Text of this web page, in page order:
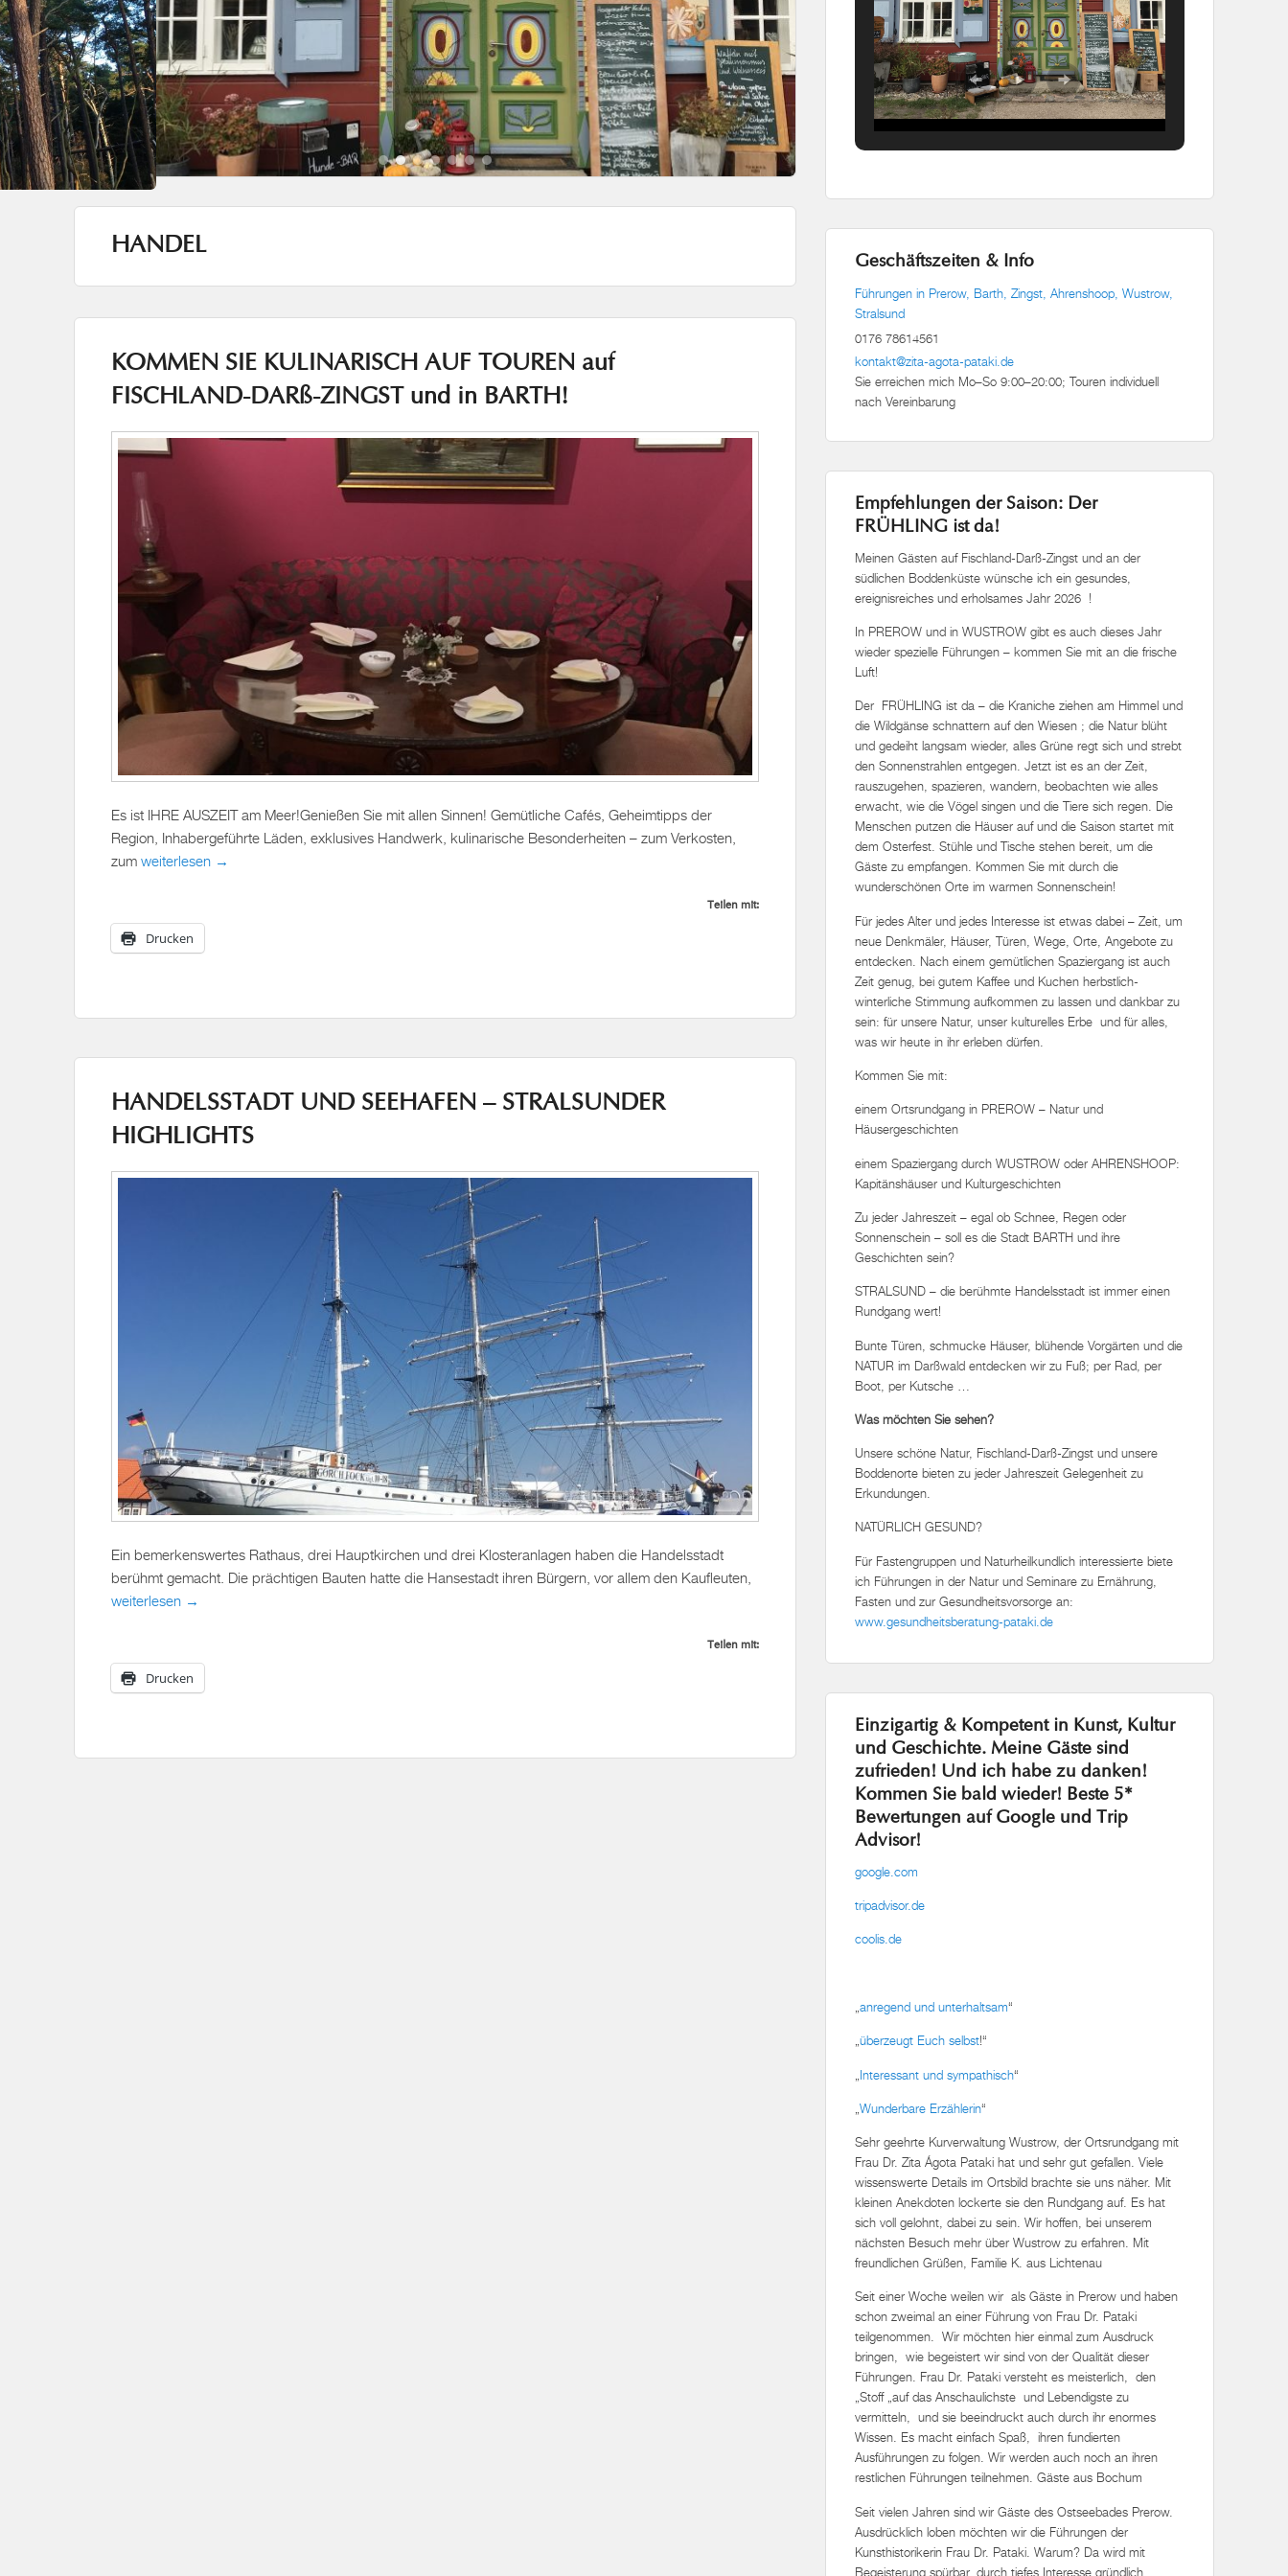
1 2 3 4 5 6 7
HANDEL
KOMMEN SIE KULINARISCH AUF TOUREN auf
FISCHLAND-DARß-ZINGST und in BARTH!
Es ist IHRE AUSZEIT am Meer!Genießen Sie mit allen Sinnen! Gemütliche Cafés, Geheimtipps der
Region, Inhabergeführte Läden, exklusives Handwerk, kulinarische Besonderheiten – zum Verkosten,
zum weiterlesen →
Teilen mit:
Drucken
HANDELSSTADT UND SEEHAFEN – STRALSUNDER
HIGHLIGHTS
Ein bemerkenswertes Rathaus, drei Hauptkirchen und drei Klosteranlagen haben die Handelsstadt
berühmt gemacht. Die prächtigen Bauten hatte die Hansestadt ihren Bürgern, vor allem den Kaufleuten,
weiterlesen →
Teilen mit:
Drucken
Geschäftszeiten & Info
Führungen in Prerow, Barth, Zingst, Ahrenshoop, Wustrow,
Stralsund
0176 78614561
kontakt@zita-agota-pataki.de
Sie erreichen mich Mo–So 9:00–20:00; Touren individuell
nach Vereinbarung
Empfehlungen der Saison: Der
FRÜHLING ist da!
Meinen Gästen auf Fischland-Darß-Zingst und an der
südlichen Boddenküste wünsche ich ein gesundes,
ereignisreiches und erholsames Jahr 2026 !
In PREROW und in WUSTROW gibt es auch dieses Jahr
wieder spezielle Führungen – kommen Sie mit an die frische
Luft!
Der FRÜHLING ist da – die Kraniche ziehen am Himmel und
die Wildgänse schnattern auf den Wiesen ; die Natur blüht
und gedeiht langsam wieder, alles Grüne regt sich und strebt
den Sonnenstrahlen entgegen. Jetzt ist es an der Zeit,
rauszugehen, spazieren, wandern, beobachten wie alles
erwacht, wie die Vögel singen und die Tiere sich regen. Die
Menschen putzen die Häuser auf und die Saison startet mit
dem Osterfest. Stühle und Tische stehen bereit, um die
Gäste zu empfangen. Kommen Sie mit durch die
wunderschönen Orte im warmen Sonnenschein!
Für jedes Alter und jedes Interesse ist etwas dabei – Zeit, um
neue Denkmäler, Häuser, Türen, Wege, Orte, Angebote zu
entdecken. Nach einem gemütlichen Spaziergang ist auch
Zeit genug, bei gutem Kaffee und Kuchen herbstlich-
winterliche Stimmung aufkommen zu lassen und dankbar zu
sein: für unsere Natur, unser kulturelles Erbe und für alles,
was wir heute in ihr erleben dürfen.
Kommen Sie mit:
einem Ortsrundgang in PREROW – Natur und
Häusergeschichten
einem Spaziergang durch WUSTROW oder AHRENSHOOP:
Kapitänshäuser und Kulturgeschichten
Zu jeder Jahreszeit – egal ob Schnee, Regen oder
Sonnenschein – soll es die Stadt BARTH und ihre
Geschichten sein?
STRALSUND – die berühmte Handelsstadt ist immer einen
Rundgang wert!
Bunte Türen, schmucke Häuser, blühende Vorgärten und die
NATUR im Darßwald entdecken wir zu Fuß; per Rad, per
Boot, per Kutsche …
Was möchten Sie sehen?
Unsere schöne Natur, Fischland-Darß-Zingst und unsere
Boddenorte bieten zu jeder Jahreszeit Gelegenheit zu
Erkundungen.
NATÜRLICH GESUND?
Für Fastengruppen und Naturheilkundlich interessierte biete
ich Führungen in der Natur und Seminare zu Ernährung,
Fasten und zur Gesundheitsvorsorge an:
www.gesundheitsberatung-pataki.de
Einzigartig & Kompetent in Kunst, Kultur
und Geschichte. Meine Gäste sind
zufrieden! Und ich habe zu danken!
Kommen Sie bald wieder! Beste 5*
Bewertungen auf Google und Trip
Advisor!
google.com
tripadvisor.de
coolis.de
anregend und unterhaltsam“
„überzeugt Euch selbst!“
Interessant und sympathisch“
Wunderbare Erzählerin“
Sehr geehrte Kurverwaltung Wustrow, der Ortsrundgang mit
Frau Dr. Zita Ágota Pataki hat und sehr gut gefallen. Viele
wissenswerte Details im Ortsbild brachte sie uns näher. Mit
kleinen Anekdoten lockerte sie den Rundgang auf. Es hat
sich voll gelohnt, dabei zu sein. Wir hoffen, bei unserem
nächsten Besuch mehr über Wustrow zu erfahren. Mit
freundlichen Grüßen, Familie K. aus Lichtenau
Seit einer Woche weilen wir als Gäste in Prerow und haben
schon zweimal an einer Führung von Frau Dr. Pataki
teilgenommen. Wir möchten hier einmal zum Ausdruck
bringen, wie begeistert wir sind von der Qualität dieser
Führungen. Frau Dr. Pataki versteht es meisterlich, den
„Stoff „auf das Anschaulichste und Lebendigste zu
vermitteln, und sie beeindruckt auch durch ihr enormes
Wissen. Es macht einfach Spaß, ihren fundierten
Ausführungen zu folgen. Wir werden auch noch an ihren
restlichen Führungen teilnehmen. Gäste aus Bochum
Seit vielen Jahren sind wir Gäste des Ostseebades Prerow.
Ausdrücklich loben möchten wir die Führungen der
Kunsthistorikerin Frau Dr. Pataki. Warum? Da wird mit
Begeisterung spürbar, durch tiefes Interesse gründlich